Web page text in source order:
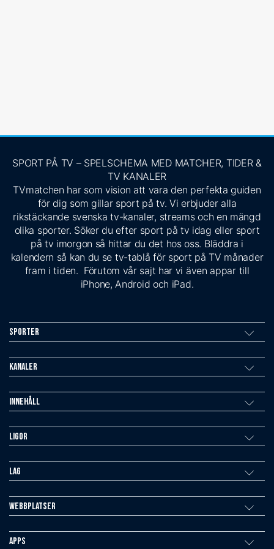
SPORT PÅ TV – SPELSCHEMA MED MATCHER, TIDER &
TV KANALER
TVmatchen har som vision att vara den perfekta guiden
för dig som gillar sport på tv. Vi erbjuder alla
rikstäckande svenska tv-kanaler, streams och en mängd
olika sporter. Söker du efter sport på tv idag eller sport
på tv imorgon så hittar du det hos oss. Bläddra i
kalendern så kan du se tv-tablå för sport på TV månader
fram i tiden. Förutom vår sajt har vi även appar till
iPhone, Android och iPad.
Sporter
Kanaler
Innehåll
Ligor
Lag
Webbplatser
Apps